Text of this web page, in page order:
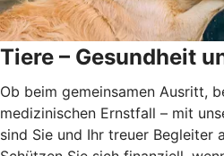
Tiere – Gesundheit
Ob beim gemeinsamen Ausritt,
medizinischen Ernstfall – mit
sind Sie und Ihr treuer Begleiter